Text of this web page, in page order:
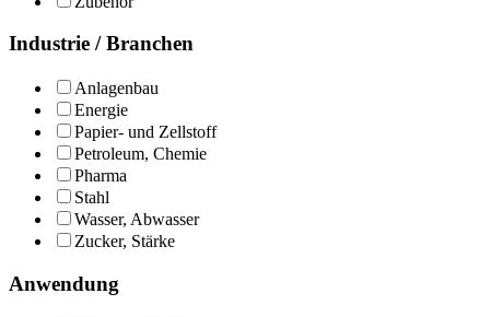
Industrie / Branchen
Anlagenbau
Energie
Papier- und Zellstoff
Petroleum, Chemie
Pharma
Stahl
Wasser, Abwasser
Zucker, Stärke
Anwendung